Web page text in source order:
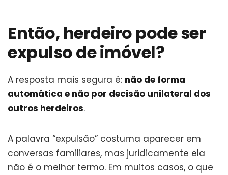
Então, herdeiro pode ser
expulso de imóvel?
A resposta mais segura é: não de forma
automática e não por decisão unilateral dos
outros herdeiros.
A palavra “expulsão” costuma aparecer em
conversas familiares, mas juridicamente ela
não é o melhor termo. Em muitos casos, o que